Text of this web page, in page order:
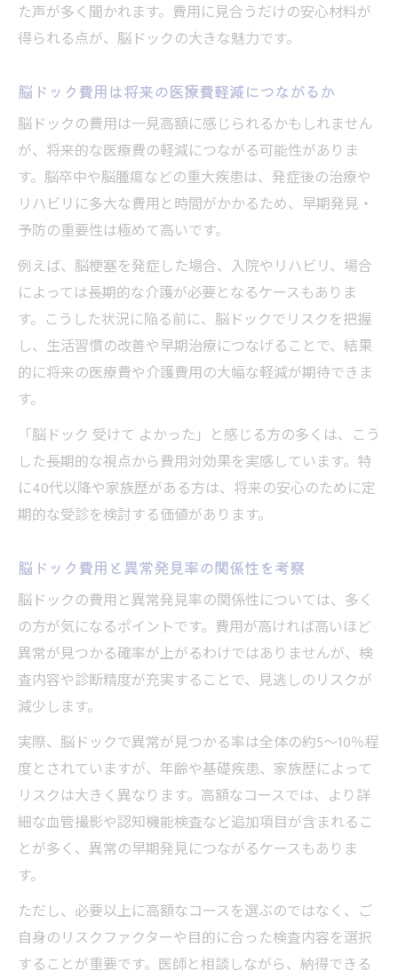
た声が多く聞かれます。費用に見合うだけの安心材料が
得られる点が、脳ドックの大きな魅力です。
脳ドック費用は将来の医療費軽減につながるか
脳ドックの費用は一見高額に感じられるかもしれません
が、将来的な医療費の軽減につながる可能性がありま
す。脳卒中や脳腫瘍などの重大疾患は、発症後の治療や
リハビリに多大な費用と時間がかかるため、早期発見・
予防の重要性は極めて高いです。
例えば、脳梗塞を発症した場合、入院やリハビリ、場合
によっては長期的な介護が必要となるケースもありま
す。こうした状況に陥る前に、脳ドックでリスクを把握
し、生活習慣の改善や早期治療につなげることで、結果
的に将来の医療費や介護費用の大幅な軽減が期待できま
す。
「脳ドック 受けて よかった」と感じる方の多くは、こう
した長期的な視点から費用対効果を実感しています。特
に40代以降や家族歴がある方は、将来の安心のために定
期的な受診を検討する価値があります。
脳ドック費用と異常発見率の関係性を考察
脳ドックの費用と異常発見率の関係性については、多く
の方が気になるポイントです。費用が高ければ高いほど
異常が見つかる確率が上がるわけではありませんが、検
査内容や診断精度が充実することで、見逃しのリスクが
減少します。
実際、脳ドックで異常が見つかる率は全体の約5～10％程
度とされていますが、年齢や基礎疾患、家族歴によって
リスクは大きく異なります。高額なコースでは、より詳
細な血管撮影や認知機能検査など追加項目が含まれるこ
とが多く、異常の早期発見につながるケースもありま
す。
ただし、必要以上に高額なコースを選ぶのではなく、ご
自身のリスクファクターや目的に合った検査内容を選択
することが重要です。医師と相談しながら、納得できる